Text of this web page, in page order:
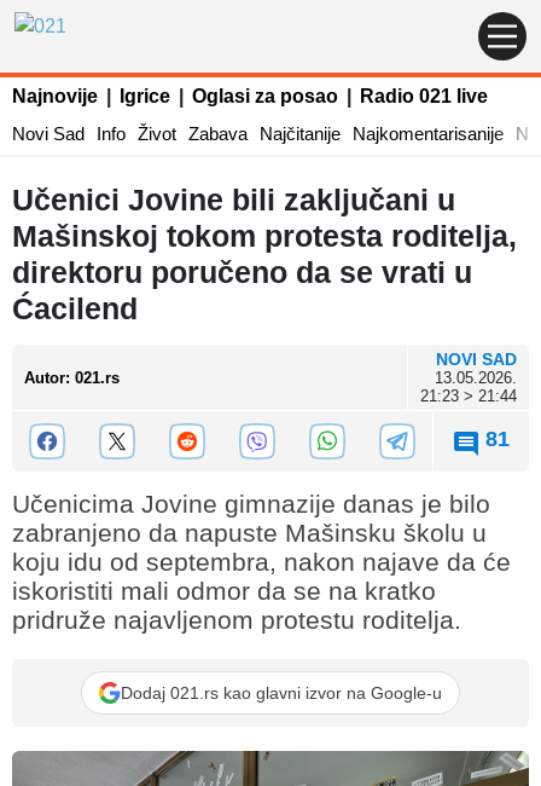
Najnovije Igrice Oglasi za posao
Radio 021 live
Novi Sad
Info Život Zabava Najčitanije Najkomentarisanije
Učenici Jovine bili zaključani u
Mašinskoj tokom protesta roditelja,
direktoru poručeno da se vrati u
Ćacilend
Autor: 021.rs
NOVI SAD
13.05.2026.
21:23 > 21:44
81
Učenicima Jovine gimnazije danas je bilo
zabranjeno da napuste Mašinsku školu u
koju idu od septembra, nakon najave da će
iskoristiti mali odmor da se na kratko
pridruže najavljenom protestu roditelja.
Dodaj 021.rs kao glavni izvor na Google-u